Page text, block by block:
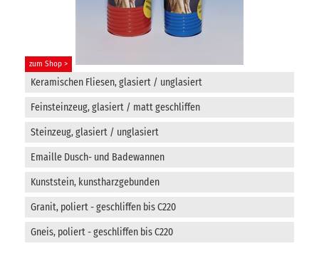
zum Shop >
Keramischen Fliesen, glasiert / unglasiert
Feinsteinzeug, glasiert / matt geschliffen
Steinzeug, glasiert / unglasiert
Emaille Dusch- und Badewannen
Kunststein, kunstharzgebunden
Granit, poliert - geschliffen bis C220
Gneis, poliert - geschliffen bis C220